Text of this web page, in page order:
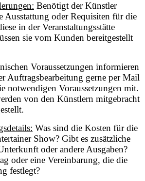
Benötigt der Künstler
Ausstattung oder Requisiten für die
in der Veranstaltungsstätte
sie vom Kunden bereitgestellt
Voraussetzungen informieren
Auftragsbearbeitung gerne per Mail
notwendigen Voraussetzungen mit.
von den Künstlern mitgebracht
Was sind die Kosten für die
Show? Gibt es zusätzliche
oder andere Ausgaben?
oder eine Vereinbarung, die die
festlegt?